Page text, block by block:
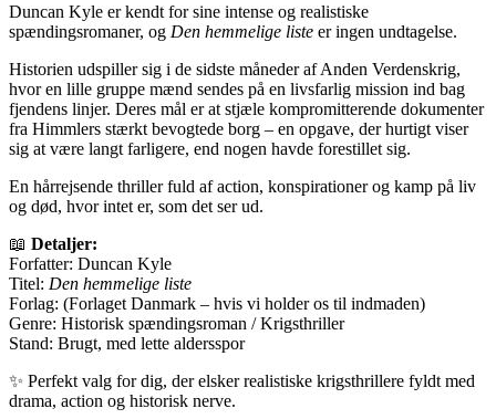
Duncan Kyle er kendt for sine intense og realistiske
spændingsromaner, og Den hemmelige liste er ingen undtagelse.
Historien udspiller sig i de sidste måneder af Anden Verdenskrig,
hvor en lille gruppe mænd sendes på en livsfarlig mission ind bag
fjendens linjer. Deres mål er at stjæle kompromitterende dokumenter
fra Himmlers stærkt bevogtede borg – en opgave, der hurtigt viser
sig at være langt farligere, end nogen havde forestillet sig.
En hårrejsende thriller fuld af action, konspirationer og kamp på liv
og død, hvor intet er, som det ser ud.
📖 Detaljer:
Forfatter: Duncan Kyle
Titel: Den hemmelige liste
Forlag: (Forlaget Danmark – hvis vi holder os til indmaden)
Genre: Historisk spændingsroman / Krigsthriller
Stand: Brugt, med lette aldersspor
✨ Perfekt valg for dig, der elsker realistiske krigsthrillere fyldt med
drama, action og historisk nerve.